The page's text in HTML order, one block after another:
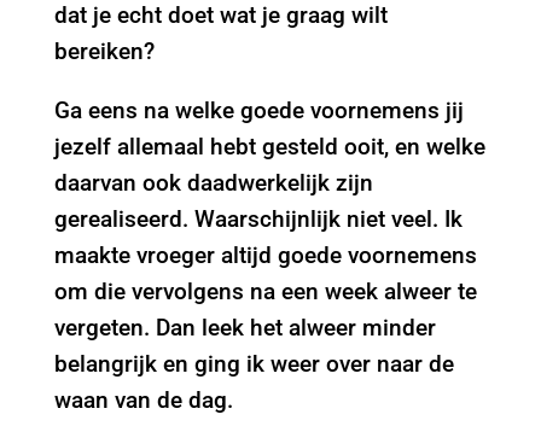
dat je echt doet wat je graag wilt
bereiken?
Ga eens na welke goede voornemens jij
jezelf allemaal hebt gesteld ooit, en welke
daarvan ook daadwerkelijk zijn
gerealiseerd. Waarschijnlijk niet veel. Ik
maakte vroeger altijd goede voornemens
om die vervolgens na een week alweer te
vergeten. Dan leek het alweer minder
belangrijk en ging ik weer over naar de
waan van de dag.